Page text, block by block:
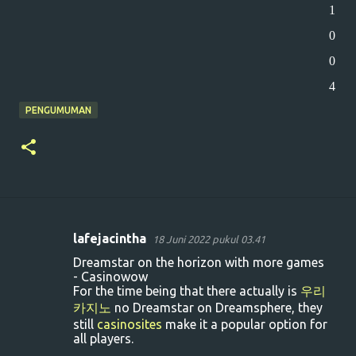
1
0
0
4
PENGUMUMAN
lafejacintha 18 Juni 2022 pukul 03.41
Dreamstar on the horizon with more games
- Casinowow
For the time being that there actually is 우리
카지노 no Dreamstar on Dreamsphere, they
still casinosites make it a popular option for
all players.